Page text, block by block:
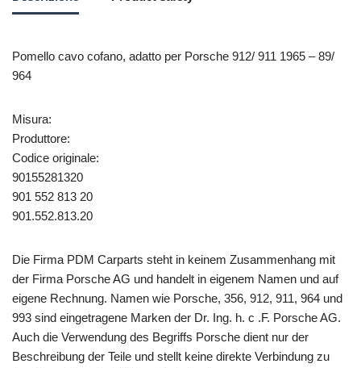
Pomello cavo cofano, adatto per Porsche 912/ 911 1965 – 89/
964
Misura:
Produttore:
Codice originale:
90155281320
901 552 813 20
901.552.813.20
Die Firma PDM Carparts steht in keinem Zusammenhang mit
der Firma Porsche AG und handelt in eigenem Namen und auf
eigene Rechnung. Namen wie Porsche, 356, 912, 911, 964 und
993 sind eingetragene Marken der Dr. Ing. h. c .F. Porsche AG.
Auch die Verwendung des Begriffs Porsche dient nur der
Beschreibung der Teile und stellt keine direkte Verbindung zu